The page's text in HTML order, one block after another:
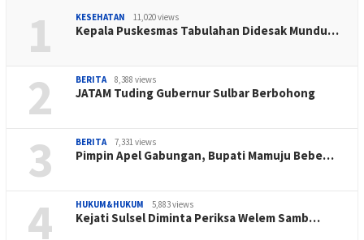
1 KESEHATAN 11,020 views
Kepala Puskesmas Tabulahan Didesak Mundu…
2 BERITA 8,388 views
JATAM Tuding Gubernur Sulbar Berbohong
3 BERITA 7,331 views
Pimpin Apel Gabungan, Bupati Mamuju Bebe…
4 HUKUM&HUKUM 5,883 views
Kejati Sulsel Diminta Periksa Welem Samb…